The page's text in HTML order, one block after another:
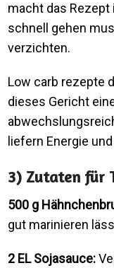
macht das Rezept
schnell gehen
verzichten.
Low carb rezepte
dieses Gericht
liefern Energie
3) Zutaten für
500 g
gut marinieren
2 EL Sojasauce: